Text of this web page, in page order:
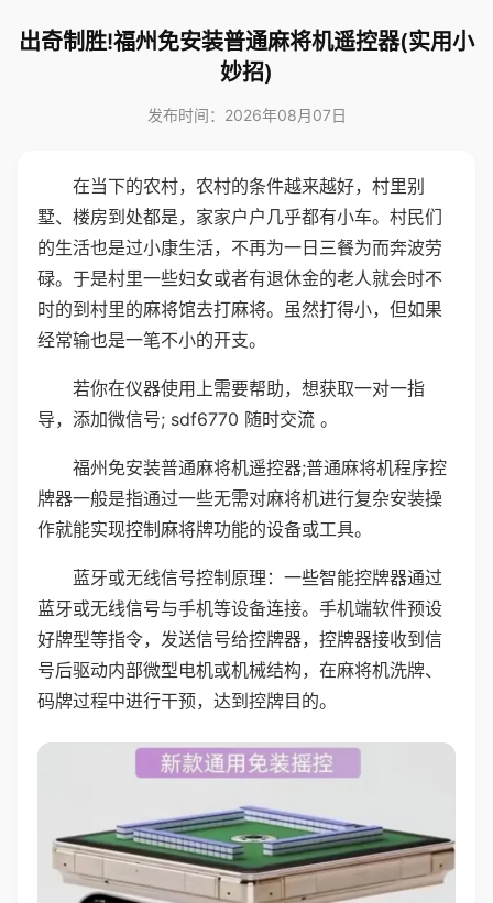
出奇制胜!福州免安装普通麻将机遥控器(实用小
妙招)
发布时间：2026年08月07日
在当下的农村，农村的条件越来越好，村里别
墅、楼房到处都是，家家户户几乎都有小车。村民们
的生活也是过小康生活，不再为一日三餐为而奔波劳
碌。于是村里一些妇女或者有退休金的老人就会时不
时的到村里的麻将馆去打麻将。虽然打得小，但如果
经常输也是一笔不小的开支。
若你在仪器使用上需要帮助，想获取一对一指
导，添加微信号; sdf6770 随时交流 。
福州免安装普通麻将机遥控器;普通麻将机程序控
牌器一般是指通过一些无需对麻将机进行复杂安装操
作就能实现控制麻将牌功能的设备或工具。
蓝牙或无线信号控制原理：一些智能控牌器通过
蓝牙或无线信号与手机等设备连接。手机端软件预设
好牌型等指令，发送信号给控牌器，控牌器接收到信
号后驱动内部微型电机或机械结构，在麻将机洗牌、
码牌过程中进行干预，达到控牌目的。